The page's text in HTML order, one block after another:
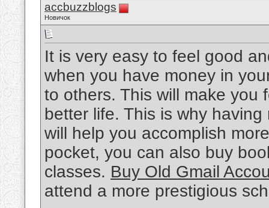
accbuzzblogs
Новичок
It is very easy to feel good
when you have money in
to others. This will make you
better life. This is why
will help you accomplish
pocket, you can also buy
classes. Buy Old Gmail
attend a more prestigious